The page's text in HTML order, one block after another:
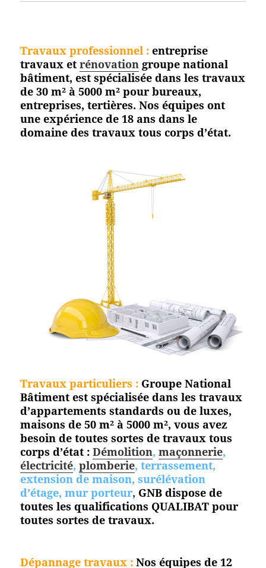
Travaux professionnel : entreprise
travaux etrénovation groupe national
bâtiment, est spécialisée dans les travaux
de 30 m² à 5000 m² pour bureaux,
entreprises, tertières. Nos équipes ont
une expérience de 18 ans dans le
domaine des travaux tous corps d’état.
Travaux particuliers : Groupe National
Bâtiment est spécialisée dans les travaux
d’appartements standards ou de luxes,
maisons de 50 m² à 5000 m², vous avez
besoin de toutes sortes de travaux tous
corps d’état : Démolition,maçonnerie,
électricité,plomberie, terrassement,
extension de maison, surélévation
d’étage, mur porteur, GNB dispose de
toutes les qualifications QUALIBAT pour
toutes sortes de travaux.
Dépannage travaux : Nos équipes de 12